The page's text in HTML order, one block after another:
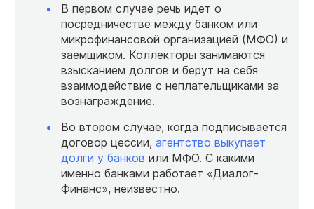
В первом случае речь идет о
посредничестве между банком или
микрофинансовой организацией (МФО) и
заемщиком. Коллекторы занимаются
взысканием долгов и берут на себя
взаимодействие с неплательщиками за
вознаграждение.
Во втором случае, когда подписывается
договор цессии, агентство выкупает
долги у банков или МФО. С какими
именно банками работает «Диалог-
Финанс», неизвестно.